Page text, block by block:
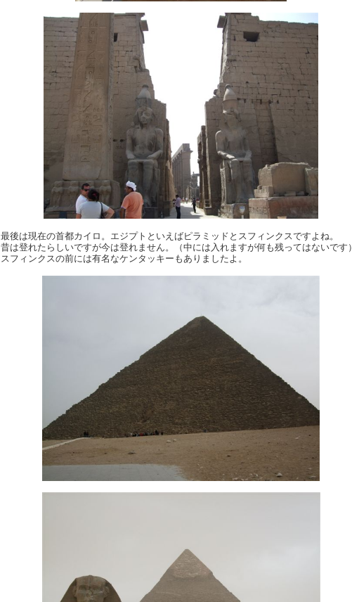
最後は現在の首都カイロ。エジプトといえばピラミッドとスフィンクスですよね。
昔は登れたらしいですが今は登れません。（中には入れますが何も残ってはないです）
スフィンクスの前には有名なケンタッキーもありましたよ。